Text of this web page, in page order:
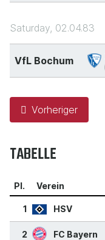
Saturday, 02.04.83
VfL Bochum
Vorheriger
TABELLE
Pl. Verein
1 HSV
2 FC Bayern